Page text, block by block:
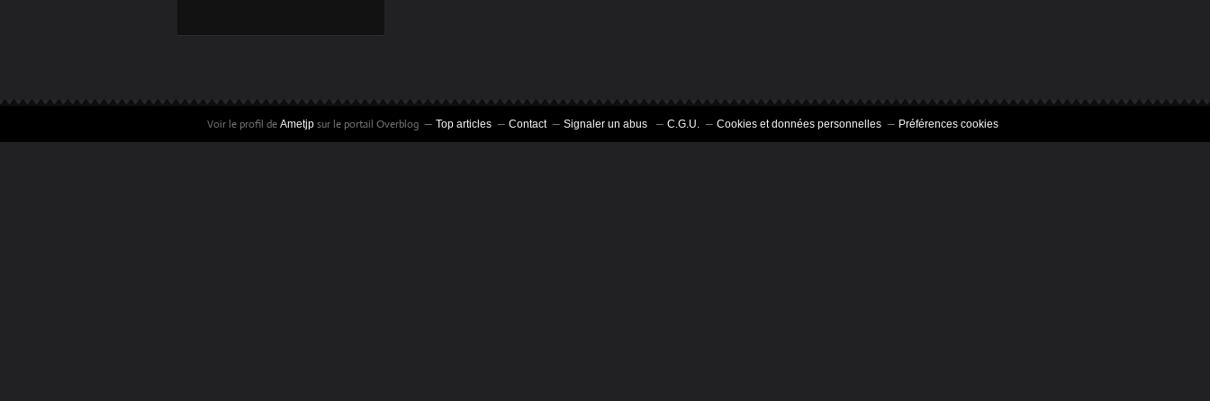
Voir le profil de Ametjpsur le portail Overblog Top articles Contact Signaler un abus C.G.U. Cookies et données personnelles Préférences cookies